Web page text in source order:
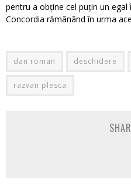
pentru a obține cel puțin un egal
Concordia rămânând în urma
dan roman deschidere
razvan plesca